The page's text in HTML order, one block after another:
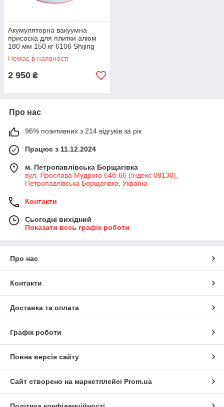
Акумуляторна вакуумна
присоска для плитки алюм
180 мм 150 кг 6106 Shijing
Немає в наявності
2 950 ₴
Про нас
96% позитивних з 214 відгуків за рік
Працює з 11.12.2024
м. Петропавлівська Борщагівка
вул. Ярослава Мудрого 64б-66 (Індекс 08130),
Петропавлівська Борщагівка, Україна
Контакти
Сьогодні вихідний
Показати весь графік роботи
Про нас
Контакти
Доставка та оплата
Графік роботи
Повна версія сайту
Сайт створено на маркетплейсі Prom.ua